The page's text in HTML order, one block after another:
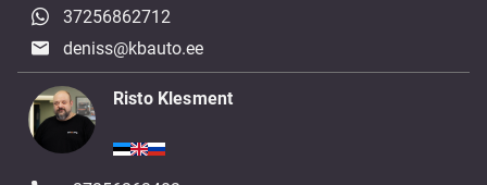
37256862712
deniss@kbauto.ee
Risto Klesment